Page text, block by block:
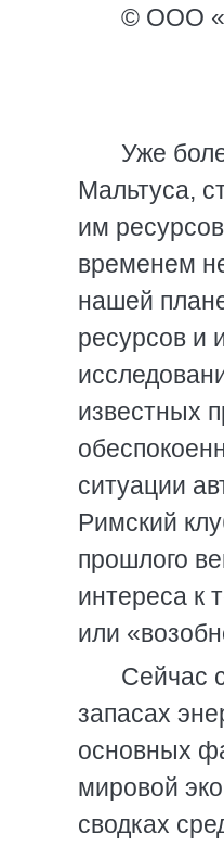
© ООО
Уже
Мальтуса,
им
временем
нашей
ресурсов и
известных
ситуации
Римский
прошлого
интереса к
или
Сейчас
запасах
основных
мировой
сводках